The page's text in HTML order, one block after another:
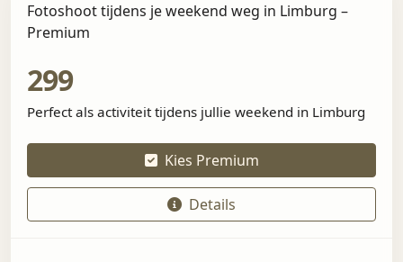
Fotoshoot tijdens je weekend weg in Limburg –
Premium
299
Perfect als activiteit tijdens jullie weekend in Limburg
Kies Premium
Details